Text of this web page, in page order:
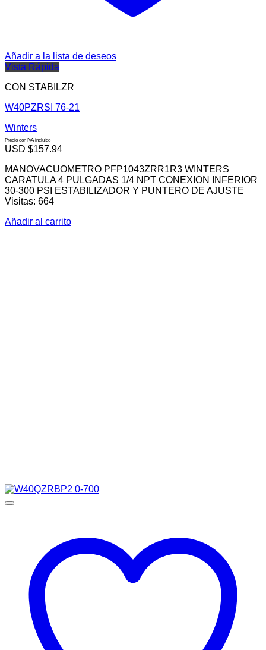
Añadir a la lista de deseos
Vista Rápida
CON STABILZR
W40PZRSI 76-21
Winters
Precio con IVA incluido
USD $157.94
MANOVACUOMETRO PFP1043ZRR1R3 WINTERS
CARATULA 4 PULGADAS 1/4 NPT CONEXION INFERIOR
30-300 PSI ESTABILIZADOR Y PUNTERO DE AJUSTE
Visitas: 664
Añadir al carrito